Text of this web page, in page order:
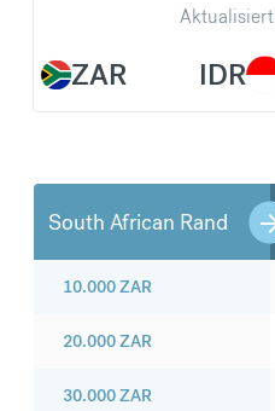
ZAR IDR
South African Rand
10.000ZAR
20.000ZAR
30.000ZAR